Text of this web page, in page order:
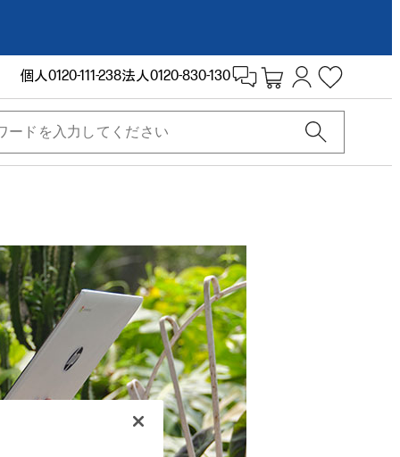
個人0120-111-238法人0120-830-130